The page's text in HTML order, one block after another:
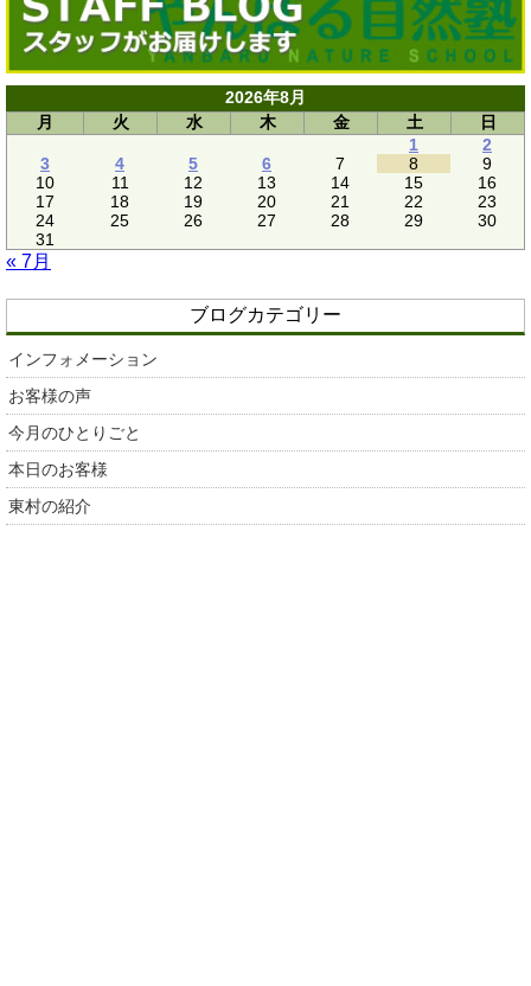
2026年8月
月
火 水 木 金 土
日
1
2
3
4 5 6 7 8
9
10
11 12 13 14 15
16
17
18 19 20 21 22
23
24
25 26 27 28 29
30
31
« 7月
ブログカテゴリー
インフォメーション
お客様の声
今月のひとりごと
本日のお客様
東村の紹介